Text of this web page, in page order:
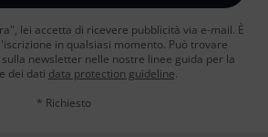
lei accetta di ricevere pubblicità via e-mail. È
in qualsiasi momento. Può trovare
newsletter nelle nostre linee guida per la
dei dati data protection guideline.
* Richiesto